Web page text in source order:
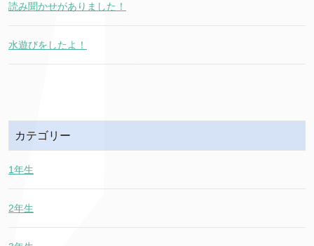
読み聞かせがありました！
水遊びをしたよ！
カテゴリー
1年生
2年生